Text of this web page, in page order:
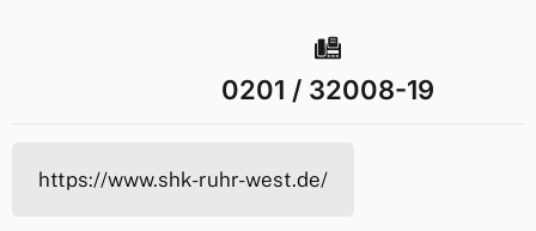
0201 / 32008-19
https://www.shk-ruhr-west.de/